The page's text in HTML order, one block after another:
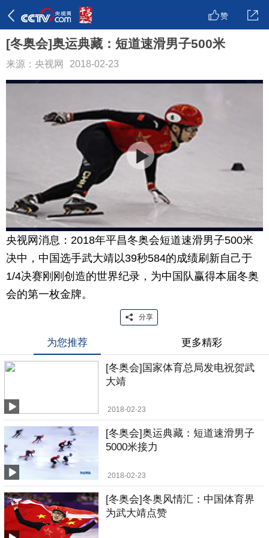
赞
[冬奥会]奥运典藏：短道速滑男子500米
来源：央视网 2018-02-23
央视网消息：2018年平昌冬奥会短道速滑男子500米
决中，中国选手武大靖以39秒584的成绩刷新自己于
1/4决赛刚刚创造的世界纪录，为中国队赢得本届冬奥
会的第一枚金牌。
分享
为您推荐 更多精彩
[冬奥会]国家体育总局发电祝贺武
大靖
2018-02-23
[冬奥会]奥运典藏：短道速滑男子
5000米接力
2018-02-23
[冬奥会]冬奥风情汇：中国体育界
为武大靖点赞